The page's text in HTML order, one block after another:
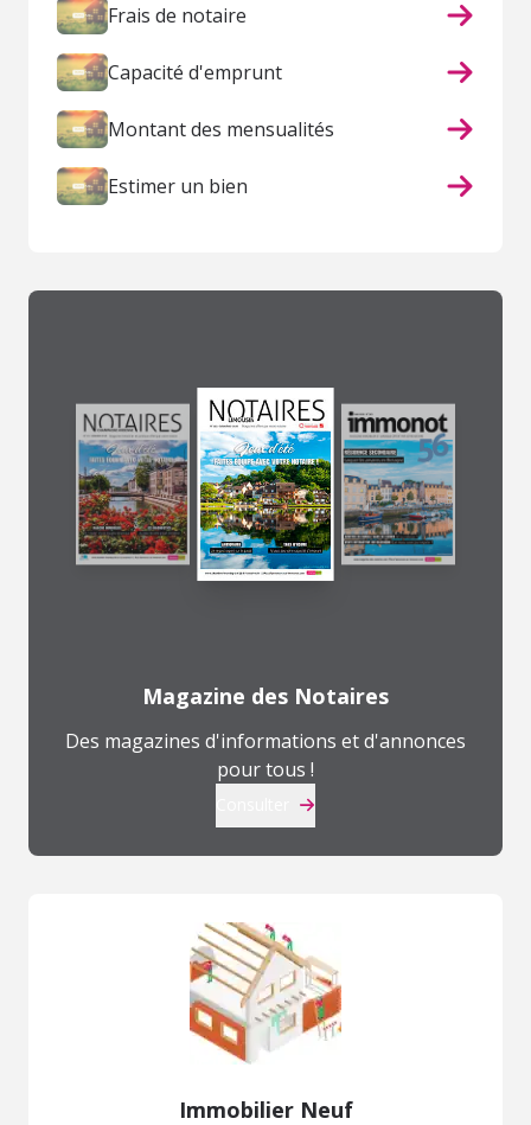
Frais de notaire
Capacité d'emprunt
Montant des mensualités
Estimer un bien
Magazine des Notaires
Des magazines d'informations et d'annonces
pour tous !
Immobilier Neuf